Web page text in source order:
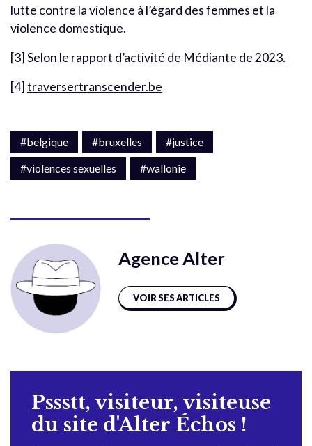
lutte contre la violence à l’égard des femmes et la
violence domestique.
[3] Selon le rapport d’activité de Médiante de 2023.
[4]traversertranscender.be
#belgique #bruxelles
#justice
#violences sexuelles
#wallonie
Agence Alter
VOIR SES ARTICLES
Pssstt, visiteur, visiteuse
du site d'Alter Échos !